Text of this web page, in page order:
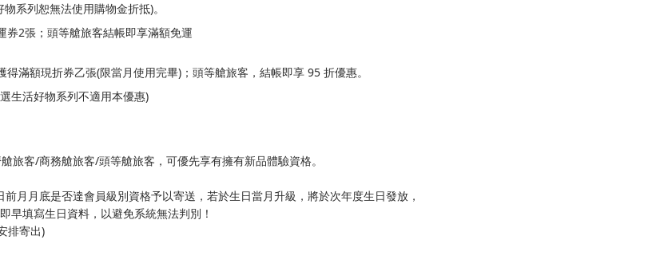
系列恕無法使用購物金折抵)。
券2張；頭等艙旅客結帳即享滿額免運
滿額現折券乙張(限當月使用完畢)；頭等艙旅客，結帳即享 95 折優惠。
生活好物系列不適用本優惠)
客/商務艙旅客/頭等艙旅客，可優先享有擁有新品體驗資格。
月月底是否達會員級別資格予以寄送，若於生日當月升級，將於次年度生日發放，
早填寫生日資料，以避免系統無法判別！
排寄出)